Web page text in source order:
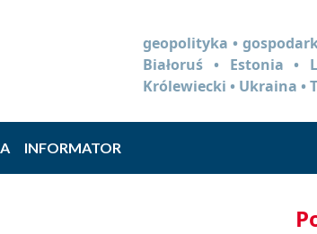
geopolityka •
Białoruś • Estonia •
Królewiecki • Ukraina •
INFORMATOR